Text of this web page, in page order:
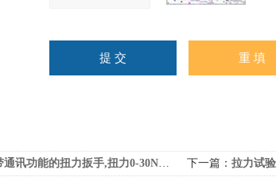
讯功能的扭力扳手,扭力0-30N.m通讯扳手 下一篇： 拉力试